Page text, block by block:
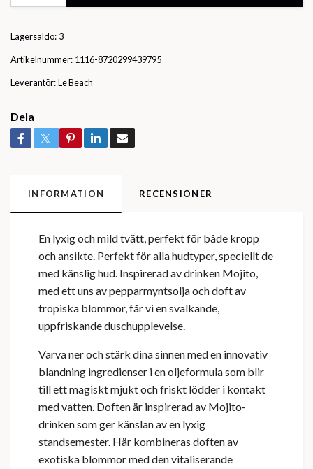
Lagersaldo: 3
Artikelnummer: 1116-8720299439795
Leverantör:Le Beach
Dela
INFORMATION RECENSIONER
En lyxig och mild tvätt, perfekt för både kropp
och ansikte. Perfekt för alla hudtyper, speciellt de
med känslig hud. Inspirerad av drinken Mojito,
med ett uns av pepparmyntsolja och doft av
tropiska blommor, får vi en svalkande,
uppfriskande duschupplevelse.
Varva ner och stärk dina sinnen med en innovativ
blandning ingredienser i en oljeformula som blir
till ett magiskt mjukt och friskt lödder i kontakt
med vatten. Doften är inspirerad av Mojito-
drinken som ger känslan av en lyxig
standsemester. Här kombineras doften av
exotiska blommor med den vitaliserande